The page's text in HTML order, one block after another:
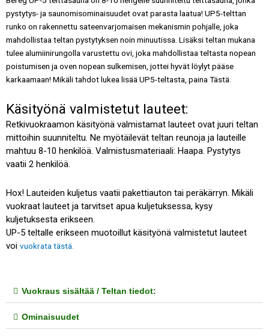
pystytys- ja saunomisominaisuudet ovat parasta laatua! UP5-telttan
runko on rakennettu sateenvarjomaisen mekanismin pohjalle, joka
mahdollistaa teltan pystytyksen noin minuutissa. Lisäksi teltan mukana
tulee alumiinirungolla varustettu ovi, joka mahdollistaa teltasta nopean
poistumisen ja oven nopean sulkemisen, jottei hyvät löylyt pääse
karkaamaan! Mikäli tahdot lukea lisää UP5-teltasta, paina Tästä
Käsityönä valmistetut lauteet:
Retkivuokraamon käsityönä valmistamat lauteet ovat juuri teltan
mittoihin suunniteltu. Ne myötäilevät teltan reunoja ja lauteille
mahtuu 8-10 henkilöä. Valmistusmateriaali: Haapa. Pystytys
vaatii 2 henkilöä.
Hox! Lauteiden kuljetus vaatii pakettiauton tai peräkärryn. Mikäli
vuokraat lauteet ja tarvitset apua kuljetuksessa, kysy
kuljetuksesta erikseen.
UP-5 teltalle erikseen muotoillut käsityönä valmistetut lauteet
voi vuokrata tästä.
Vuokraus sisältää / Teltan tiedot:
Ominaisuudet